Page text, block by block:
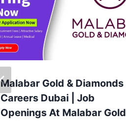
Malabar Gold & Diamonds
Careers Dubai | Job
Openings At Malabar Gold